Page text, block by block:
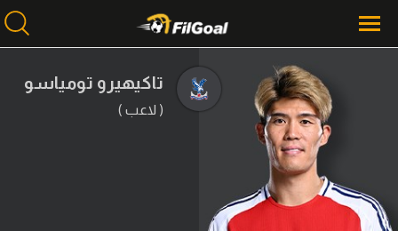
محتوى إخباري
الرئيسية
مباريات
تاكيهيرو تومياسو
( لاعب )